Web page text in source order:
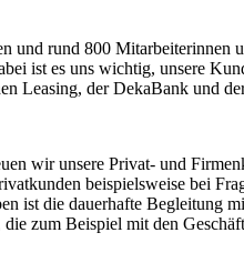
und rund 800
ist es uns wichtig, unsere
Leasing, der DekaBank und
wir unsere Privat- und
beispielsweise bei
ist die dauerhafte Begleitung
zum Beispiel mit den